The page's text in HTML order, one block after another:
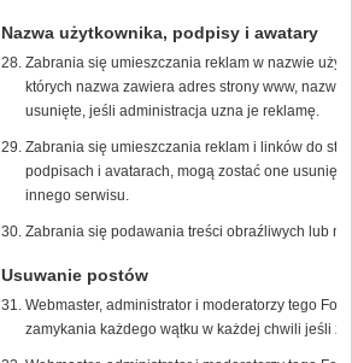
Nazwa użytkownika, podpisy i awatary
Zabrania się umieszczania reklam w nazwie
których nazwa zawiera adres strony www,
usunięte, jeśli administracja uzna je reklamę.
Zabrania się umieszczania reklam i linków do
podpisach i avatarach, mogą zostać one
innego serwisu.
Zabrania się podawania treści obraźliwych lub
Usuwanie postów
Webmaster, administrator i moderatorzy tego
zamykania każdego wątku w każdej chwili jeśli